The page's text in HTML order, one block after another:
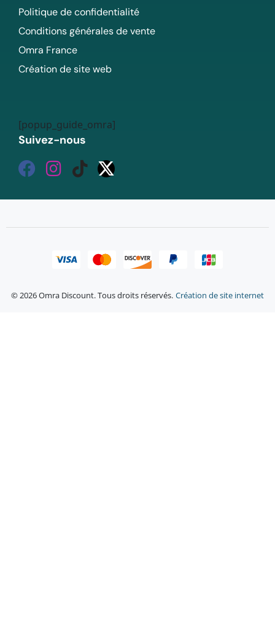
Politique de confidentialité
Conditions générales de vente
Omra France
Création de site web
[popup_guide_omra]
Suivez-nous
© 2026 Omra Discount. Tous droits réservés. Création de site internet